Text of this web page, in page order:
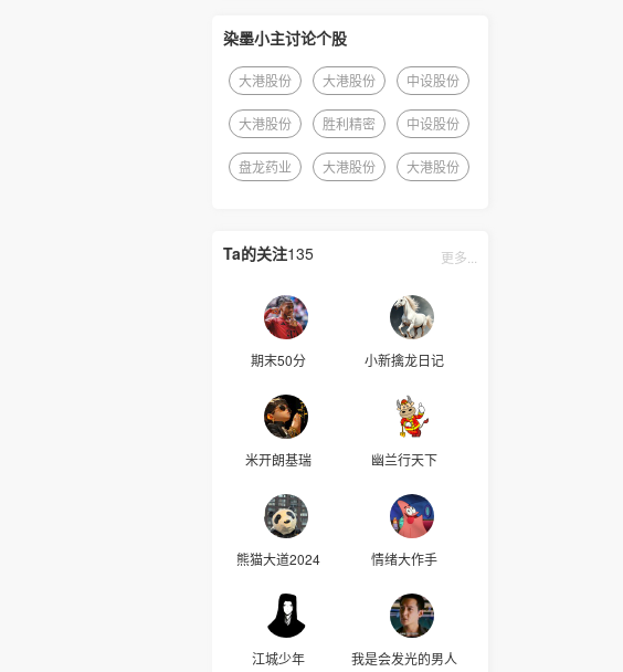
染墨小主讨论个股
大港股份 大港股份 中设股份
大港股份 胜利精密 中设股份
盘龙药业 大港股份 大港股份
Ta的关注135 更多...
期末50分 小新擒龙日记
米开朗基瑞 幽兰行天下
熊猫大道2024 情绪大作手
江城少年 我是会发光的男人